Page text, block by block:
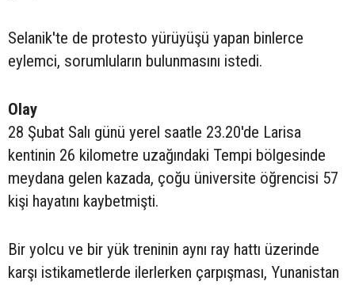
Selanik'te de protesto yürüyüşü yapan binlerce
eylemci, sorumluların bulunmasını istedi.
Olay
28 Şubat Salı günü yerel saatle 23.20'de Larisa
kentinin 26 kilometre uzağındaki Tempi bölgesinde
meydana gelen kazada, çoğu üniversite öğrencisi 57
kişi hayatını kaybetmişti.
Bir yolcu ve bir yük treninin aynı ray hattı üzerinde
karşı istikametlerde ilerlerken çarpışması, Yunanistan